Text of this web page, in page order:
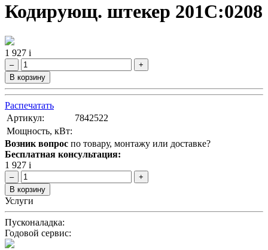
Кодирующ. штекер 201C:0208
1 927 i
–
+
В корзину
Распечатать
Артикул:
7842522
Мощность, кВт:
Возник вопрос по товару, монтажу или доставке?
Бесплатная консультация:
1 927 i
–
+
В корзину
Услуги
Пусконаладка:
Годовой сервис: